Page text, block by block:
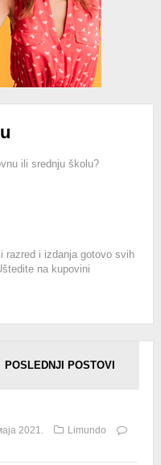
ili srednju školu?
razred i izdanja gotovo svih
na kupovini
POSLEDNJI POSTOVI
2021.
Limundo